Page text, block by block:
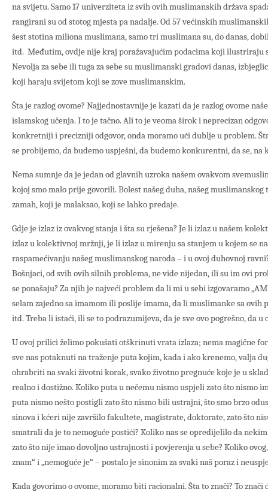
na svijetu. Samo 17 univerziteta iz svih ovih muslimanskih država
rangirani su od stotog mjesta pa nadalje. Od 57 većinskih
šest stotina miliona muslimana, samo tri muslimana su, do danas,
itd. Međutim, ovdje nije kraj poražavajućim podacima koji ilustriraju
Nevolja za sebe ili tuga za sebe su muslimanski gradovi danas,
koji haraju svijetom koji se zove muslimanskim.
Šta je razlog ovome? Najjednostavnije je kazati da je razlog ovome
islamskog učenja. I to je tačno. Ali to je veoma širok i neprecizan
konkretniji i precizniji odgovor, onda moramo ući dublje u problem.
se probijemo, da budemo uspješni, da budemo konkurentni, da se, na
Nema sumnje da je jedan od glavnih uzroka našem ovakvom
kojoj smo malo prije govorili. Bolest našeg duha, našeg
zamah, koji je malaksao, koji se lahko predaje.
Gdje je izlaz iz ovakvog stanja i šta su rješena? Je li izlaz u našem
izlaz u kolektivnoj mržnji, je li izlaz u mirenju sa stanjem u kojem se
raspamećivanju našeg muslimanskog naroda – i u ovoj duhovnoj
Bošnjaci, od svih ovih silnih problema, ne vide nijedan, ili su im ovi
se ponašaju? Za njih je najveći problem da li mi u sebi izgovaramo
selam zajedno sa imamom ili poslije imama, da li muslimanke sa
itd. Treba li istaći, ili se to podrazumijeva, da je sve ovo pogrešno, da u
U ovoj prilici želimo pokušati otškrinuti vrata izlaza; nema magične
sve nas potaknuti na traženje puta kojim, kada i ako krenemo, valja
ohrabriti na svaki životni korak, svako životno pregnuće koje je u
realno i dostižno. Koliko puta u nečemu nismo uspjeli zato što nismo
puta nismo nešto postigli zato što nismo bili ustrajni, što smo brzo
sinova i kćeri nije završilo fakultete, magistrate, doktorate, zato što
smatrali da je to nemoguće postići? Koliko nas se opredijelilo da
zato što nije imao dovoljno ustrajnosti i povjerenja u sebe? Koliko ovog,
znam“ i „nemoguće je“ – postalo je sinonim za svaki naš poraz i
Kada govorimo o ovome, moramo biti racionalni. Šta to znači? To